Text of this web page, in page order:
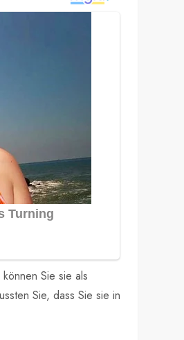
Sie sie als
Sie, dass Sie sie in